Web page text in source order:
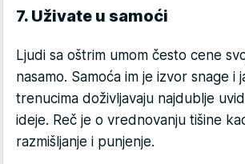
7. Uživate u samoći
Ljudi sa oštrim umom često cene
nasamo. Samoća im je izvor snage i
trenucima doživljavaju najdublje
ideje. Reč je o vrednovanju tišine
razmišljanje i punjenje.